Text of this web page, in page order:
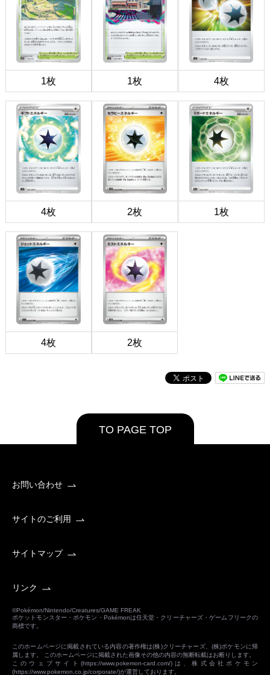
1枚 1枚 4枚
4枚 2枚 1枚
4枚 2枚
TO PAGE TOP
お問い合わせ
サイトのご利用
サイトマップ
リンク
©Pokémon/Nintendo/Creatures/GAME FREAK
ポケットモンスター・ポケモン・Pokémonは任天堂・クリーチャーズ・ゲームフリークの
商標です。
このホームページに掲載されている内容の著作権は(株)クリーチャーズ、(株)ポケモンに帰
属します。 このホームページに掲載された画像その他の内容の無断転載はお断りします。
このウェブサイト(https://www.pokemon-card.com/)は、株式会社ポケモン
(https://www.pokemon.co.jp/corporate/)が運営しております。